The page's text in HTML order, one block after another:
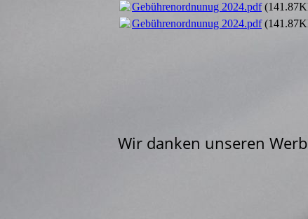
Gebührenordnunug 2024.pdf
Gebührenordnunug 2024.pdf
Wir danken unseren